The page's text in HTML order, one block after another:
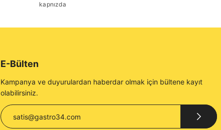
kapnızda
E-Bülten
Kampanya ve duyurulardan haberdar olmak için bültene kayıt
olabilirsiniz.